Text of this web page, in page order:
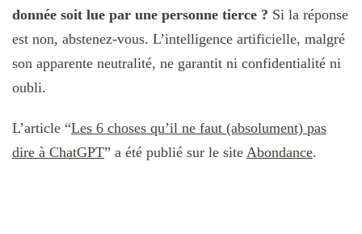
donnée soit lue par une personne tierce ? Si la réponse
est non, abstenez-vous. L’intelligence artificielle, malgré
son apparente neutralité, ne garantit ni confidentialité ni
oubli.
L’article “Les 6 choses qu’il ne faut (absolument) pas
dire à ChatGPT” a été publié sur le site Abondance.